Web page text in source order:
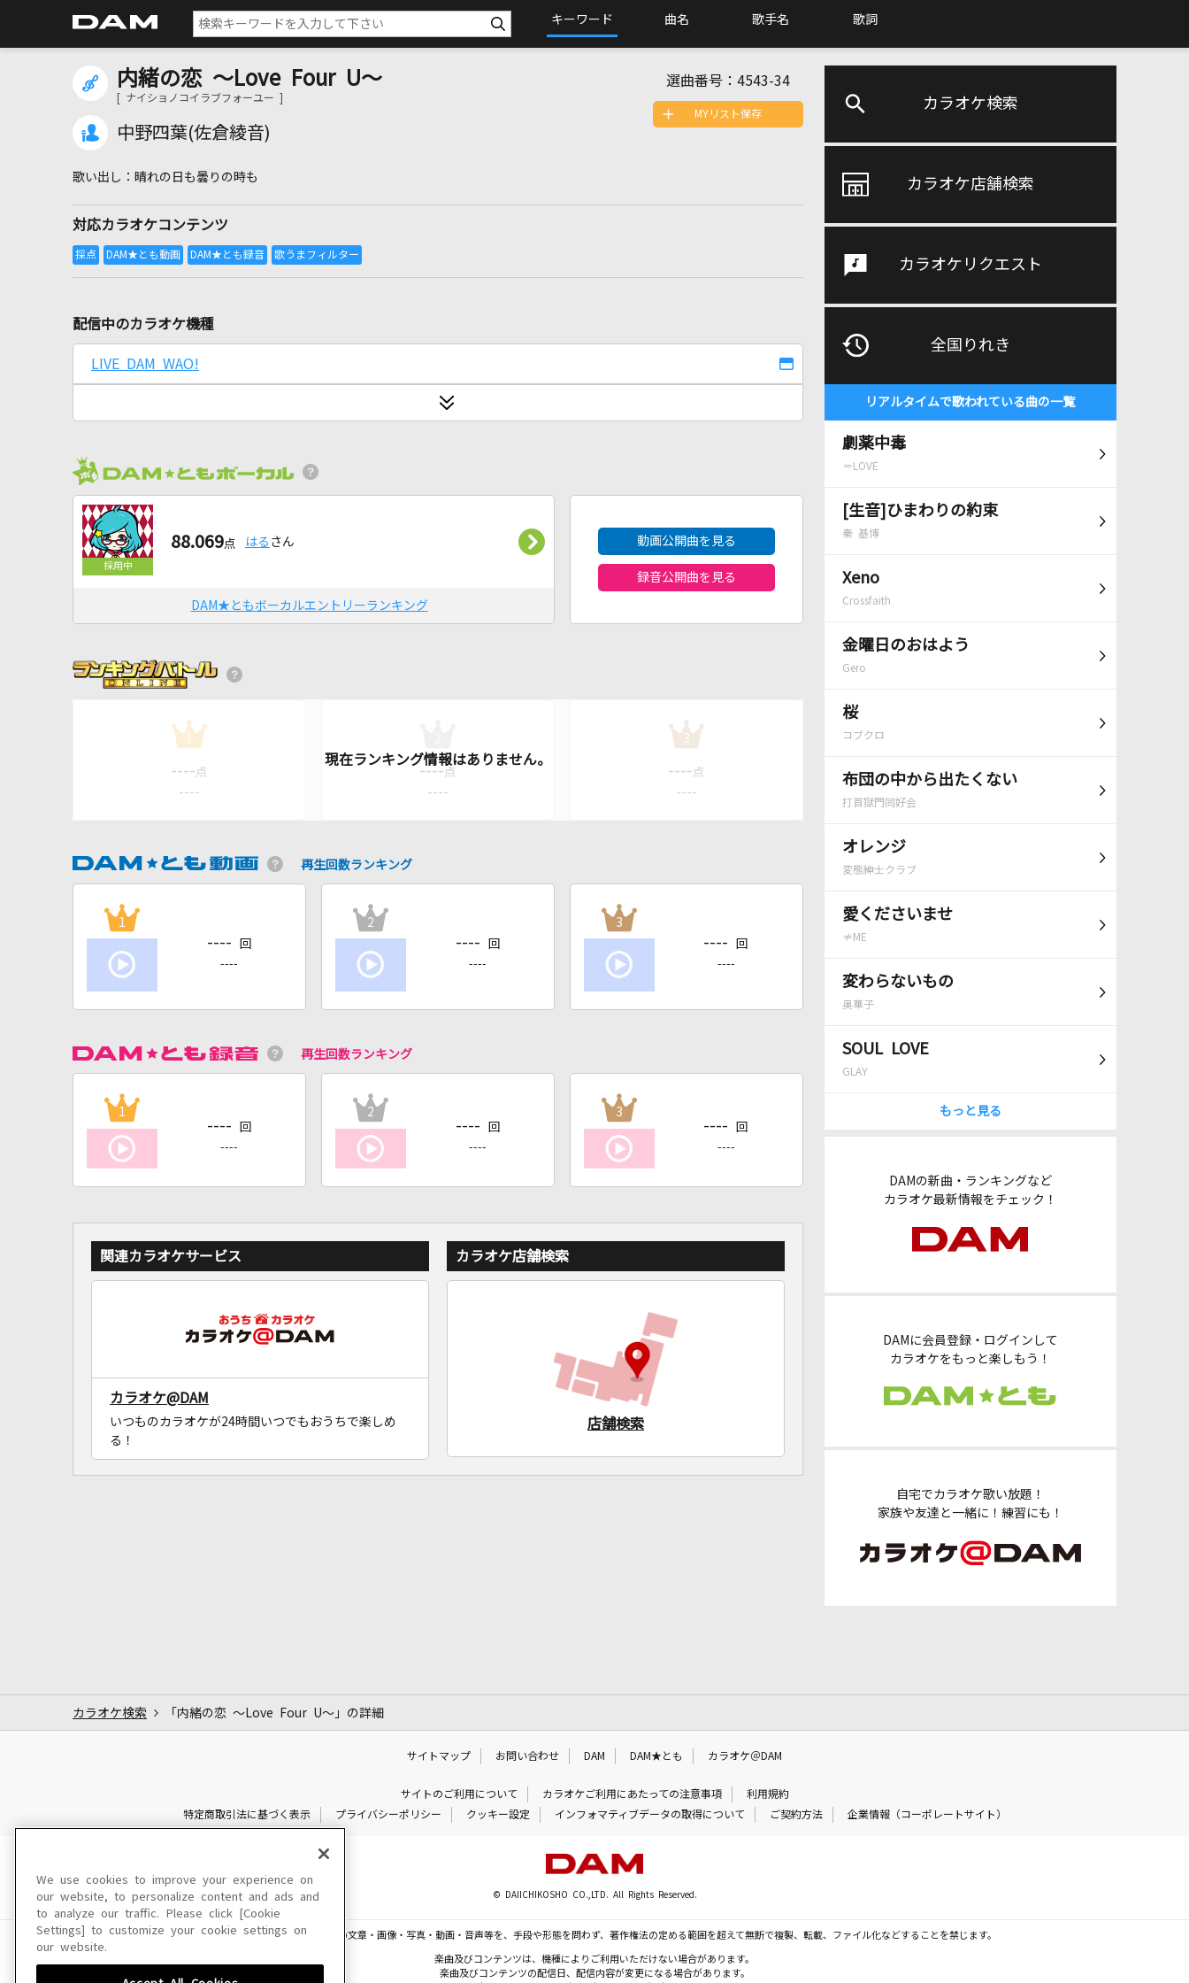
キーワード 曲名 歌手名 歌詞
カラオケ検索
カラオケ店舗検索
カラオケリクエスト
全国りれき
リアルタイムで歌われている曲の一覧
劇薬中毒
＝LOVE
[生音]ひまわりの約束
秦 基博
Xeno
Crossfaith
金曜日のおはよう
Gero
桜
コブクロ
布団の中から出たくない
打首獄門同好会
オレンジ
変態紳士クラブ
愛くださいませ
≠ME
変わらないもの
奥華子
SOUL LOVE
GLAY
もっと見る
DAMの新曲・ランキングなど
カラオケ最新情報をチェック！
DAMに会員登録・ログインして
カラオケをもっと楽しもう！
自宅でカラオケ歌い放題！
家族や友達と一緒に！練習にも！
内緒の恋 ～Love Four U～
[ ナイショノコイラブフォーユー ]
中野四葉(佐倉綾音)
選曲番号： 4543-34
晴れの日も曇りの時も
対応カラオケコンテンツ
MYリスト保存
配信中のカラオケ機種
LIVE DAM WAO!
88.069点 はる さん
DAM★ともボーカルエントリーランキング
動画公開曲を見る
録音公開曲を見る
1
---- 点
----
---- 点
----
3
---- 点
----
再生回数ランキング
1
---- 回
----
2
---- 回
----
3
---- 回
----
再生回数ランキング
1
---- 回
----
2
---- 回
----
3
---- 回
----
関連カラオケサービス
カラオケ@DAM
いつものカラオケが24時間いつでもおうちで楽しめ
る！
カラオケ店舗検索
店舗検索
カラオケ検索 「内緒の恋 ～Love Four U～」の詳細
サイトマップ お問い合わせ DAM DAM★とも カラオケ＠DAM
サイトのご利用について カラオケご利用にあたっての注意事項
利用規約
特定商取引法に基づく表示
プライバシーポリシー クッキー設定 インフォマティブデータの取得について ご契約方法 企業情報（コーポレートサイト）
© DAIICHIKOSHO CO.,LTD. All Rights Reserved.
このサイトに掲載されている一切の文章・画像・写真・動画・音声等を、手段や形態を問わず、著作権法の定める範囲を超えて無断で複製、転載、ファイル化などすることを禁じます。
楽曲及びコンテンツは、機種によりご利用いただけない場合があります。
楽曲及びコンテンツの配信日、配信内容が変更になる場合があります。
We use cookies to improve your experience on
our website, to personalize content and ads and
to analyze our traffic. Please click [Cookie
Settings] to customize your cookie settings on
our website.